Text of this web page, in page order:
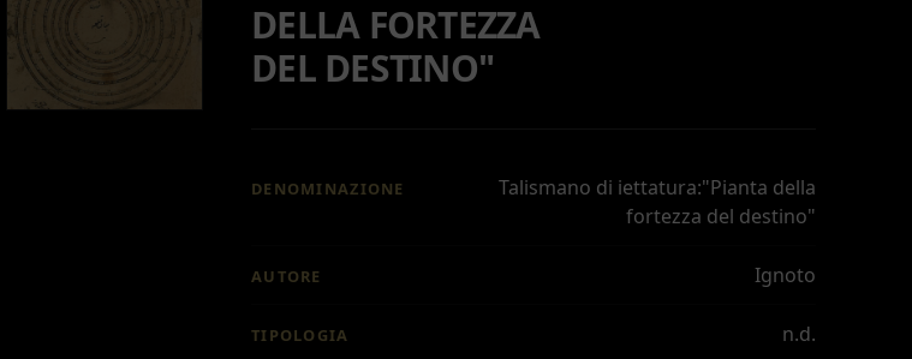
DELLA FORTEZZA
DEL DESTINO"
DENOMINAZIONE
Talismano di iettatura:"Pianta della
fortezza del destino"
AUTORE Ignoto
TIPOLOGIA n.d.